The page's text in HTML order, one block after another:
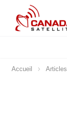
Allez au contenu
Accueil Articles